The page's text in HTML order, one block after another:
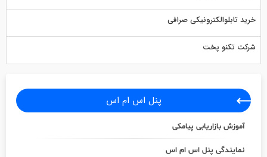
خرید تابلوالکترونیکی صرافی
شرکت تکنو پخت
پنل اس ام اس
آموزش بازاریابی پیامکی
نمایندگی پنل اس ام اس